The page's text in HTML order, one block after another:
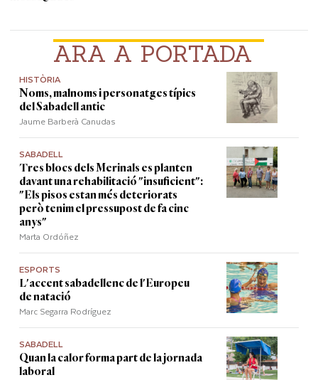
ARA A PORTADA
HISTÒRIA
Noms, malnoms i personatges típics
del Sabadell antic
Jaume Barberà Canudas
SABADELL
Tres blocs dels Merinals es planten
davant una rehabilitació "insuficient":
"Els pisos estan més deteriorats
però tenim el pressupost de fa cinc
anys"
Marta Ordóñez
ESPORTS
L'accent sabadellenc de l'Europeu
de natació
Marc Segarra Rodríguez
SABADELL
Quan la calor forma part de la jornada
laboral